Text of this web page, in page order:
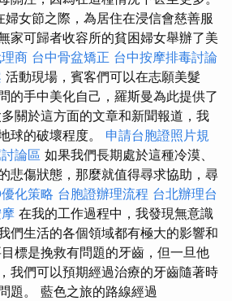
婦女節之際，為居住在浸信會慈善服
家可歸者收容所的貧困婦女舉辦了美
商 台中骨盆矯正 台中按摩排毒討論
活動現場，賓客們可以在志願美髮
的手中美化自己，羅斯曼為此提供了
關於這方面的文章和新聞報道，我
球的破壞程度。 申請台胞證照片規
論區 如果我們長期處於這種冷漠、
悲傷狀態，那麼就值得尋求協助，尋
化策略 台胞證辦理流程 台北辦理台
在我的工作過程中，我發現無意識
們生活的各個領域都有極大的影響和
標是挽救有問題的牙齒，但一旦他
我們可以預期經過治療的牙齒隨著時
題。 藍色之旅的路線經過